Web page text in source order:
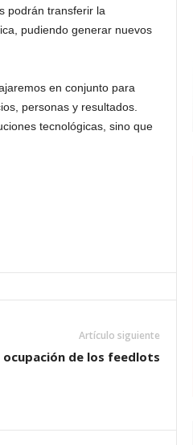
podrán transferir la
pudiendo generar nuevos
en conjunto para
personas y resultados.
tecnológicas, sino que
Artículo siguiente
de los feedlots